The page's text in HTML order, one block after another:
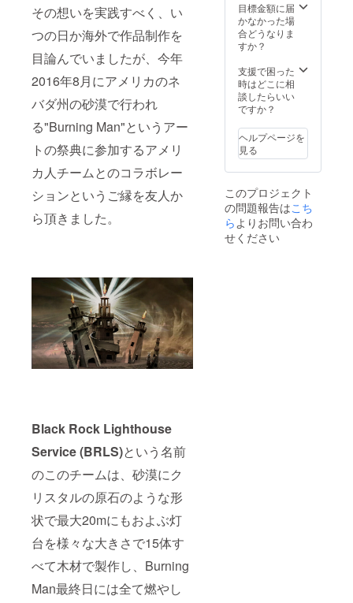
その想いを実践すべく、い
つの日か海外で作品制作を
目論んでいましたが、今年
2016年8月にアメリカのネ
バダ州の砂漠で行われ
る"Burning Man"というアー
トの祭典に参加するアメリ
カ人チームとのコラボレー
ションというご縁を友人か
ら頂きました。
Black Rock Lighthouse
Service (BRLS)という名前
のこのチームは、砂漠にク
リスタルの原石のような形
状で最大20mにもおよぶ灯
台を様々な大きさで15体す
べて木材で製作し、Burning
Man最終日には全て燃やし
目標金額に届
かなかった場
合どうなりま
すか？
支援で困った
時はどこに相
談したらいい
ですか？
ヘルプページを
見る
このプロジェクト
の問題報告はこち
らよりお問い合わ
せください